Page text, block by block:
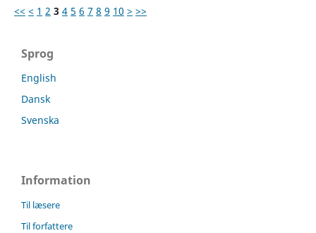
<< < 1 2 3 4 5 6 7 8 9 10 > >>
Sprog
English
Dansk
Svenska
Information
Til læsere
Til forfattere